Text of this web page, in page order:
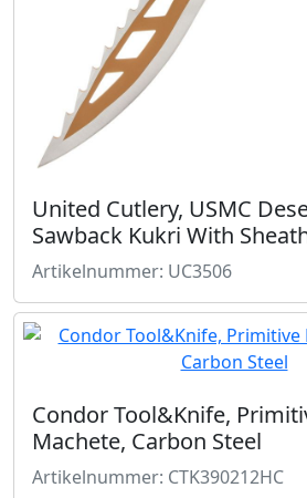
United Cutlery, USMC
Sawback Kukri With
Artikelnummer: UC3506
Condor Tool&Knife,
Machete, Carbon Steel
Artikelnummer: CTK390212HC